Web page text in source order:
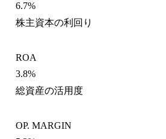
6.7%
株主資本の利回り
ROA
3.8%
総資産の活用度
OP. MARGIN